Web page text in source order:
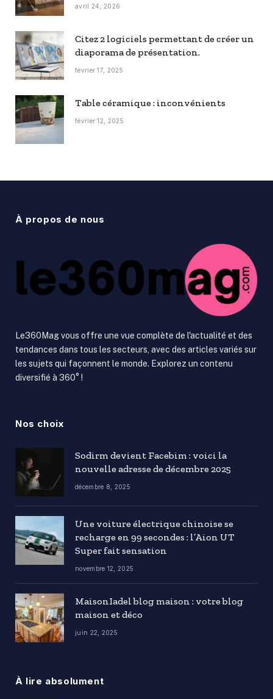
avril 24, 2026
Citez 2 logiciels permettant de créer un
diaporama de présentation.
février 17, 2025
Table céramique : inconvénients
février 12, 2025
À propos de nous
Le360Mag vous offre une vue complète de l'actualité et des
tendances dans tous les secteurs, avec des articles variés sur
les sujets qui façonnent le monde. Explorez un contenu
diversifié à 360° !
Nos choix
Sodirm devient Facebim : voici la
nouvelle adresse de décembre 2025
décembre 8, 2025
Une voiture électrique chinoise se
recharge en 99 secondes : l’Aion UT
Super fait sensation
novembre 12, 2025
MaisonIadel blog maison : votre blog
maison et déco
juin 22, 2025
À lire absolument